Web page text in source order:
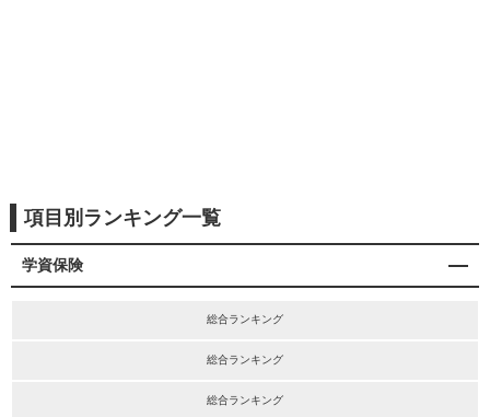
項目別ランキング一覧
学資保険
総合ランキング
総合ランキング
総合ランキング